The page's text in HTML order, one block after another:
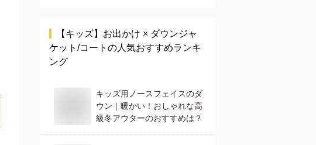
【キッズ】 お出かけ × ダウンジャ
ケット/コート の人気おすすめランキ
ング
キッズ用ノースフェイスのダ
ウン｜暖かい！おしゃれな高
級冬アウターのおすすめは？